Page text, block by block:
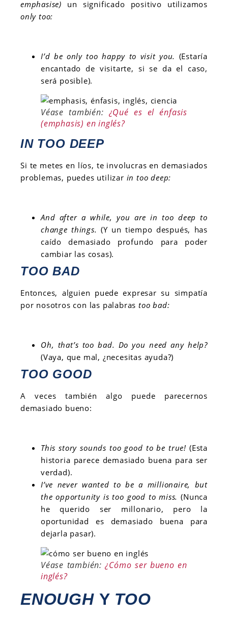
emphasise) un significado positivo utilizamos
only too:
I’d be only too happy to visit you. (Estaría
encantado de visitarte, si se da el caso,
será posible).
Véase también: ¿Qué es el énfasis
(emphasis) en inglés?
IN TOO DEEP
Si te metes en líos, te involucras en demasiados
problemas, puedes utilizar in too deep:
And after a while, you are in too deep to
change things. (Y un tiempo después, has
caído demasiado profundo para poder
cambiar las cosas).
TOO BAD
Entonces, alguien puede expresar su simpatía
por nosotros con las palabrastoo bad:
Oh, that’s too bad. Do you need any help?
(Vaya, que mal, ¿necesitas ayuda?)
TOO GOOD
A veces también algo puede parecernos
demasiado bueno:
This story sounds too good to be true! (Esta
historia parece demasiado buena para ser
verdad).
I’ve never wanted to be a millionaire, but
the opportunity is too good to miss. (Nunca
he querido ser millonario, pero la
oportunidad es demasiado buena para
dejarla pasar).
Véase también:¿Cómo ser bueno en
inglés?
ENOUGH Y TOO